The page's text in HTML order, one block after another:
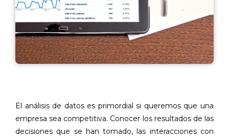
El análisis de datos es primordial si queremos que una
empresa sea competitiva. Conocer los resultados de las
decisiones que se han tomado, las interacciones con